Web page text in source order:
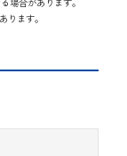
場合があります。
ります。